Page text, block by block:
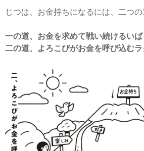
じつは、お金持ちになるには、二つの
一の道、お金を求めて戦い続けるい
二の道、よろこびがお金を呼び込む